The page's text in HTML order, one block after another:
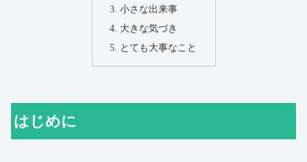
小さな出来事
大きな気づき
とても大事なこと
はじめに